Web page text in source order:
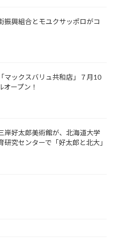
振興組合とモユクサッポロがコ
マックスバリュ共和店」７月10
オープン！
岸好太郎美術館が、北海道大学
研究センターで「好太郎と北大」